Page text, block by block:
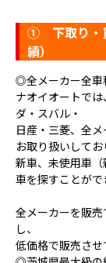
① 下取り
績）
◎全メーカー全車
ナオイオートで
ダ・スバル・
日産・三菱、全
お取り扱いして
新車、未使用車
車を探すことがで
全メーカーを販
し、
低価格で販売させ